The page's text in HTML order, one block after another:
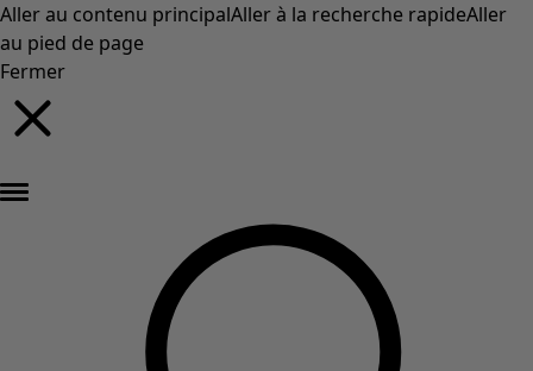
Aller au contenu principalAller à la recherche rapideAller
au pied de page
Fermer